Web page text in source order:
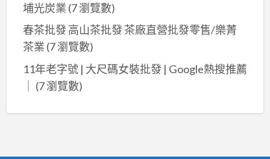
埔光炭業 (7 瀏覽數)
春茶批發 高山茶批發 茶廠直營批發零售/樂菁
茶業 (7 瀏覽數)
11年老字號 | 大尺碼女裝批發 | Google熱搜推薦
(7 瀏覽數)